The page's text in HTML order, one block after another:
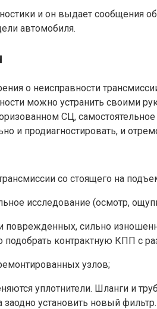
и он выдает
автомобиля.
о неисправности
можно устранить своими
СЦ,
и продиагностировать, и
со стоящего на
исследование (осмотр,
поврежденных, сильно
подобрать контрактную КПП с
узлов;
уплотнители. Шланги и
заодно установить новый